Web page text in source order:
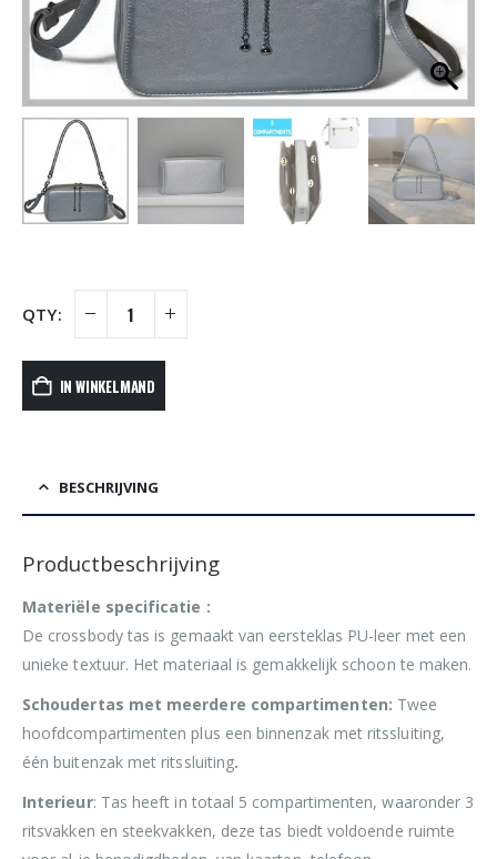
IN WINKELMAND
BESCHRIJVING
Productbeschrijving
Materiële specificatie :
De crossbody tas is gemaakt van eersteklas PU-leer met een
unieke textuur. Het materiaal is gemakkelijk schoon te maken.
Schoudertas met meerdere compartimenten: Twee
hoofdcompartimenten plus een binnenzak met ritssluiting,
één buitenzak met ritssluiting.
Interieur: Tas heeft in totaal 5 compartimenten, waaronder 3
ritsvakken en steekvakken, deze tas biedt voldoende ruimte